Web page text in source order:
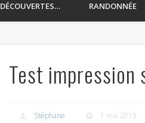
DÉCOUVERTES… RANDONNÉE
Test impression
Stéphane 1 mai 2013